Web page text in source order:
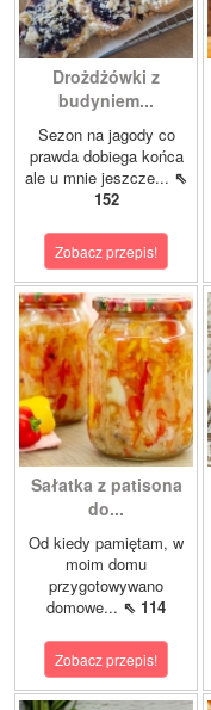
Drożdżówki z
budyniem...
Sezon na jagody co
prawda dobiega końca
ale u mnie jeszcze... ⇖
152
Zobacz przepis!
Sałatka z patisona
do...
Od kiedy pamiętam, w
moim domu
przygotowywano
domowe... ⇖ 114
Zobacz przepis!